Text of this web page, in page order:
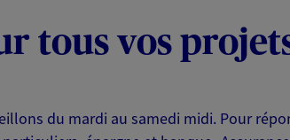
tous vos
du mardi au samedi midi. Pour